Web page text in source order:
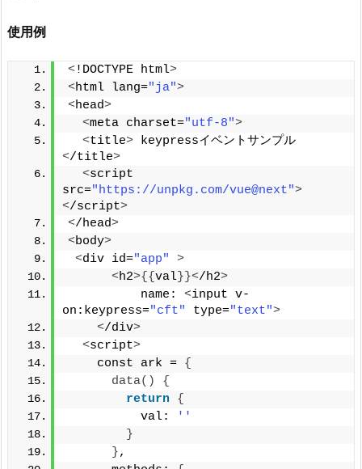
使用例
<!DOCTYPE html>
<html lang="ja">
<head>
<meta charset="utf-8">
<title> keypressイベントサンプル
</title>
<script
src="https://unpkg.com/vue@next">
</script>
</head>
<body>
<div id="app"
>
<h2>{{val}}</h2>
          name:
<input v-
on:keypress="cft" type="text">
</div>
<script>
    const ark =
{
data()
{
return {
          val:
''
}
},